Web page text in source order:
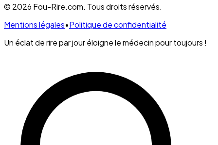
© 2026 Fou-Rire.com. Tous droits réservés.
Mentions légales•Politique de confidentialité
Un éclat de rire par jour éloigne le médecin pour toujours !